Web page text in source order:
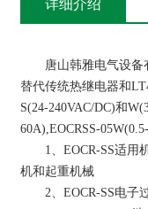
详细介绍
唐山韩雅电气设备有
替代传统热继电器和
S(24-240VAC/DC)和
60A),EOCRSS-
1、EOCR-SS适用机
机和起重机械
2、EOCR-SS电子过